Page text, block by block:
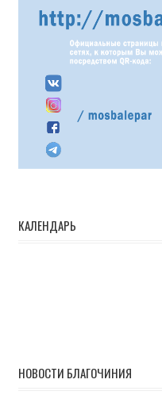
КАЛЕНДАРЬ
НОВОСТИ БЛАГОЧИНИЯ